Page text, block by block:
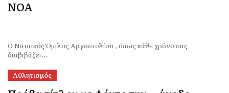
ΝΟΑ
Ο Ναυτικός Όμιλος Αργοστολίου , όπως κάθε χρόνο σας
διαβιβάζει...
Αθλητισμός